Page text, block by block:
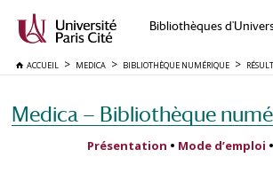
Bibliothèques
ACCUEIL MEDICA BIBLIOTHÈQUE NUMÉRIQUE
Medica — Bibliothèque
Présentation • Mode d’emploi •